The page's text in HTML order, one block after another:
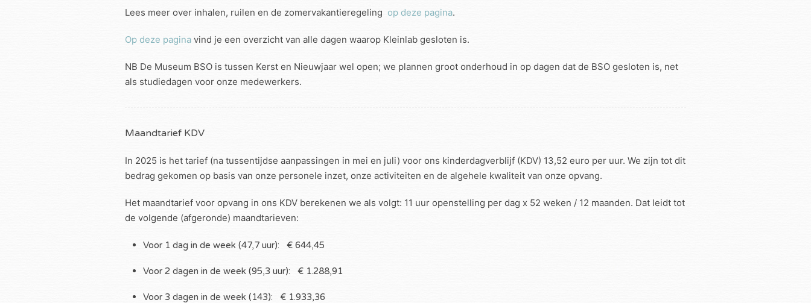
Lees meer over inhalen, ruilen en de zomervakantieregeling op deze pagina.
Op deze pagina vind je een overzicht van alle dagen waarop Kleinlab gesloten is.
NB De Museum BSO is tussen Kerst en Nieuwjaar wel open; we plannen groot onderhoud in op dagen dat de BSO gesloten is, net
als studiedagen voor onze medewerkers.
Maandtarief KDV
In 2025 is het tarief (na tussentijdse aanpassingen in mei en juli) voor ons kinderdagverblijf (KDV) 13,52 euro per uur. We zijn tot dit
bedrag gekomen op basis van onze personele inzet, onze activiteiten en de algehele kwaliteit van onze opvang.
Het maandtarief voor opvang in ons KDV berekenen we als volgt: 11 uur openstelling per dag x 52 weken / 12 maanden. Dat leidt tot
de volgende (afgeronde) maandtarieven:
Voor 1 dag in de week (47,7 uur): € 644,45
Voor 2 dagen in de week (95,3 uur): € 1.288,91
Voor 3 dagen in de week (143): € 1.933,36